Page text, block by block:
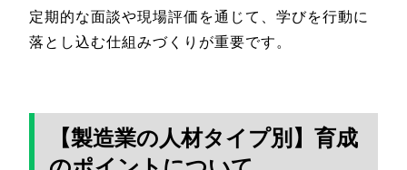
定期的な面談や現場評価を通じて、学びを行動に
落とし込む仕組みづくりが重要です。
【製造業の人材タイプ別】育成